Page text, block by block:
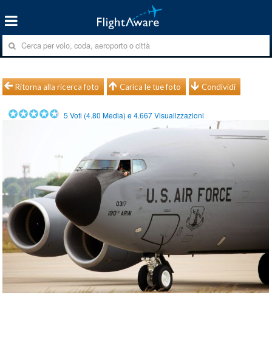
Ritorna alla ricerca foto Carica le tue foto Condividi
5 Voti (4.80 Media) e4.667Visualizzazioni